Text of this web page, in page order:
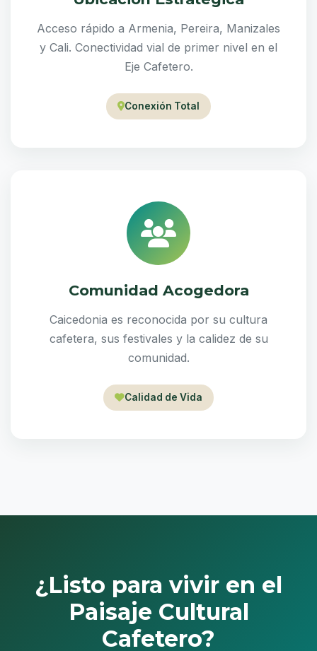
Acceso rápido a Armenia, Pereira, Manizales
y Cali. Conectividad vial de primer nivel en el
Eje Cafetero.
Conexión Total
Comunidad Acogedora
Caicedonia es reconocida por su cultura
cafetera, sus festivales y la calidez de su
comunidad.
Calidad de Vida
¿Listo para vivir en el
Paisaje Cultural
Cafetero?